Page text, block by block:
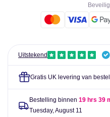
500
Uitstekend
Gratis UK levering van
Bestelling binnen 19 hrs 39
Tuesday, August 11